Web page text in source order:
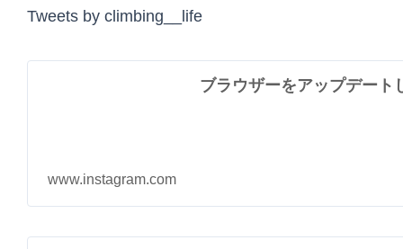
Tweets by climbing__life
ブラウザーをアップデート
www.instagram.com